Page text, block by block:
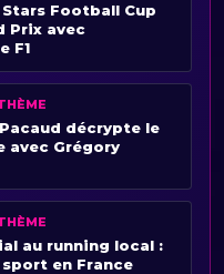
Football Cup
Prix avec
F1
décrypte le
avec Grégory
au running local :
en France